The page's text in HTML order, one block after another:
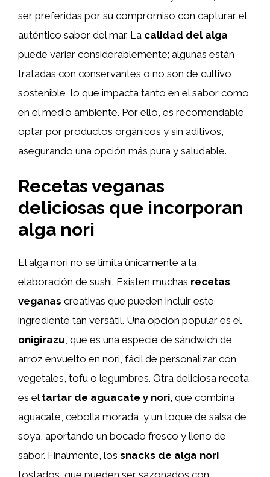
ser preferidas por su compromiso con capturar el
auténtico sabor del mar. La calidad del alga
puede variar considerablemente; algunas están
tratadas con conservantes o no son de cultivo
sostenible, lo que impacta tanto en el sabor como
en el medio ambiente. Por ello, es recomendable
optar por productos orgánicos y sin aditivos,
asegurando una opción más pura y saludable.
Recetas veganas
deliciosas que incorporan
alga nori
El alga nori no se limita únicamente a la
elaboración de sushi. Existen muchas recetas
veganas creativas que pueden incluir este
ingrediente tan versátil. Una opción popular es el
onigirazu, que es una especie de sándwich de
arroz envuelto en nori, fácil de personalizar con
vegetales, tofu o legumbres. Otra deliciosa receta
es el tartar de aguacate y nori, que combina
aguacate, cebolla morada, y un toque de salsa de
soya, aportando un bocado fresco y lleno de
sabor. Finalmente, los snacks de alga nori
tostados, que pueden ser sazonados con